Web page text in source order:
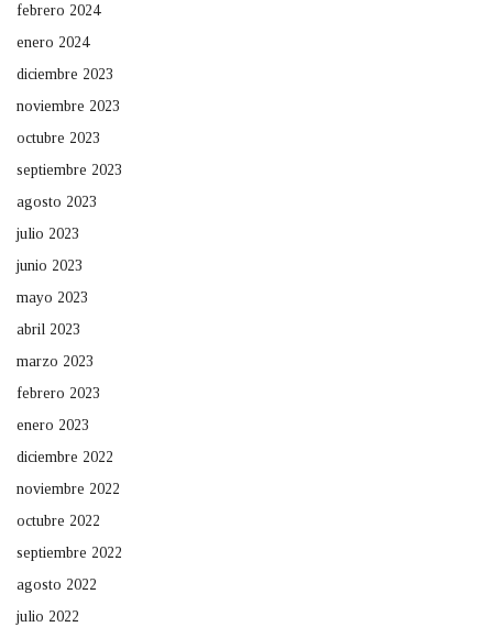
febrero 2024
enero 2024
diciembre 2023
noviembre 2023
octubre 2023
septiembre 2023
agosto 2023
julio 2023
junio 2023
mayo 2023
abril 2023
marzo 2023
febrero 2023
enero 2023
diciembre 2022
noviembre 2022
octubre 2022
septiembre 2022
agosto 2022
julio 2022